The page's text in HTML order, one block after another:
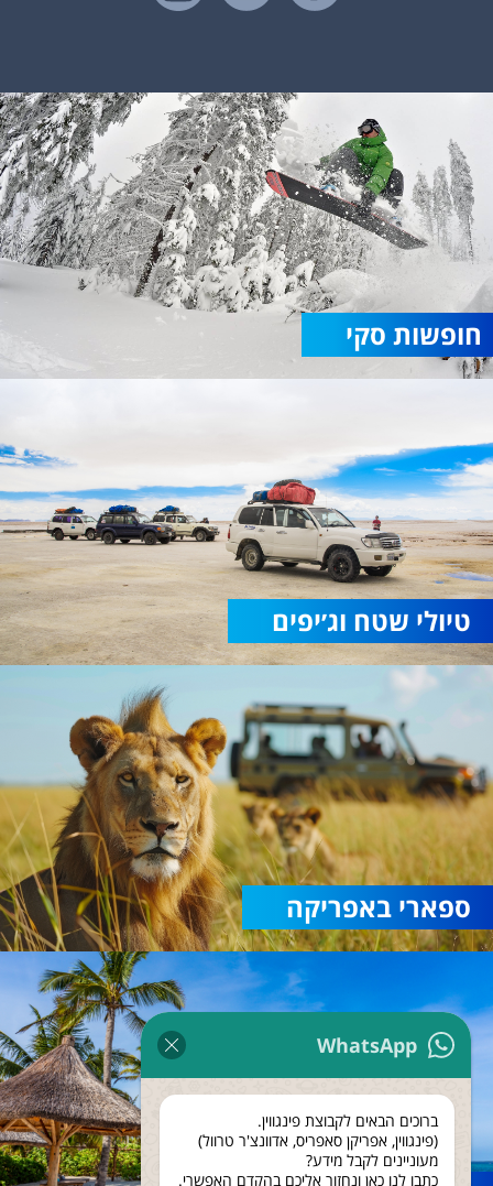
WhatsApp
ברוכים הבאים לקבוצת פינגווין.
(פינגווין, אפריקן סאפריס, אדוונצ'ר טרוול)
מעוניינים לקבל מידע?
כתבו לנו כאן ונחזור אליכם בהקדם האפשרי.
חופשות סקי
טיולי שטח וג׳יפים
ספארי באפריקה